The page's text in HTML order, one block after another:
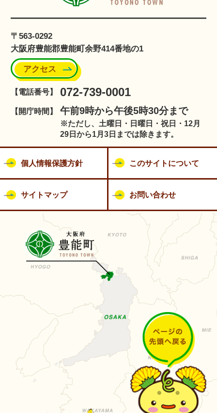
〒563-0292
大阪府豊能郡豊能町余野414番地の1
アクセス
【電話番号】 072-739-0001
【開庁時間】 午前9時から午後5時30分まで
※ただし、土曜日・日曜日・祝日・12月
29日から1月3日までは除きます。
個人情報保護方針 このサイトについて
サイトマップ お問い合わせ